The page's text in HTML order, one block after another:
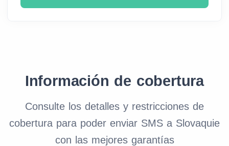
Información de cobertura
Consulte los detalles y restricciones de
cobertura para poder enviar SMS a Slovaquie
con las mejores garantías